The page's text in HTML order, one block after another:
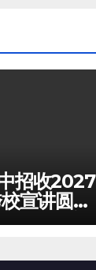
招收2027
宣讲圆满
月3日举